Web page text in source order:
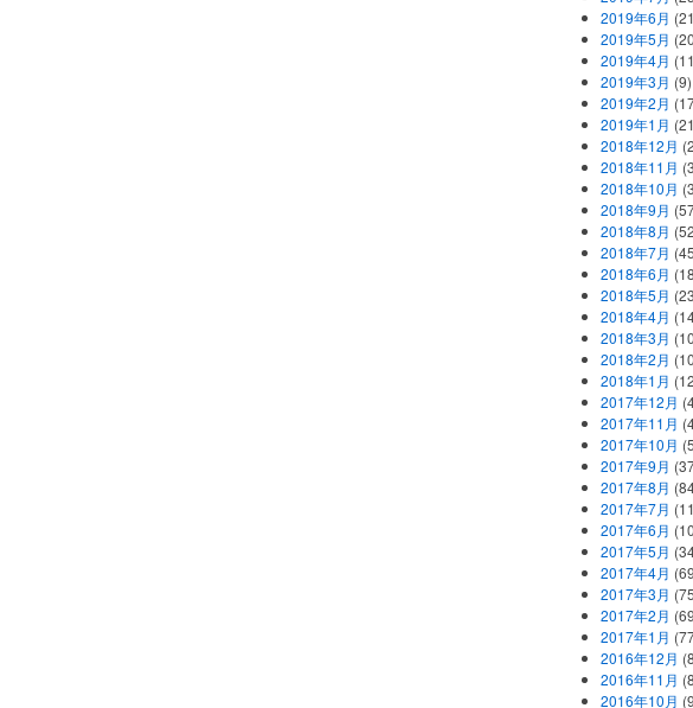
2019年6月
2019年5月
2019年4月
2019年3月 (9)
2019年2月
2019年1月
2018年12月
2018年11月
2018年10月
2018年9月
2018年8月
2018年7月
2018年6月
2018年5月
2018年4月
2018年3月
2018年2月
2018年1月
2017年12月
2017年11月
2017年10月
2017年9月
2017年8月
2017年7月
2017年6月
2017年5月
2017年4月
2017年3月
2017年2月
2017年1月
2016年12月
2016年11月
2016年10月